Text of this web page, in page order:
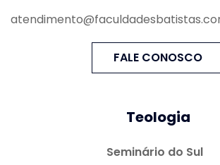
FALE CONOSCO
Teologia
Seminário do Sul